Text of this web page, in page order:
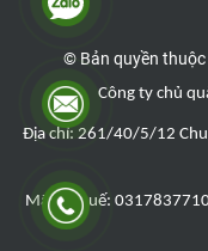
© Bản quyền thuộc
Công ty chủ
Địa chỉ: 261/40/5/12 Chu
Mã số thuế: